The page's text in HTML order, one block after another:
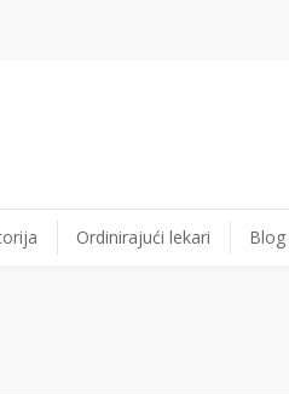
Ordinirajući lekari Blog